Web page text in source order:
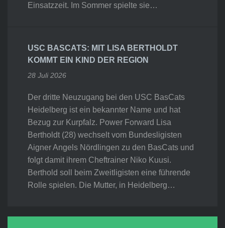
Einsatzzeit. Im Sommer spielte sie…
USC BASCATS: MIT LISA BERTHOLDT
KOMMT EIN KIND DER REGION
28 Juli 2026
Der dritte Neuzugang bei den USC BasCats
Heidelberg ist ein bekannter Name und hat
Bezug zur Kurpfalz. Power Forward Lisa
Bertholdt (28) wechselt vom Bundesligisten
Aigner Angels Nördlingen zu den BasCats und
folgt damit ihrem Cheftrainer Niko Kuusi.
Berthold soll beim Zweitligisten eine führende
Rolle spielen. Die Mutter, in Heidelberg…